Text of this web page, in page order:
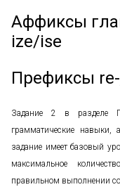
Аффиксы
ize/ise
Префиксы
Задание 2 в разделе
грамматические навыки,
задание имеет базовый
максимальное
правильном выполнении